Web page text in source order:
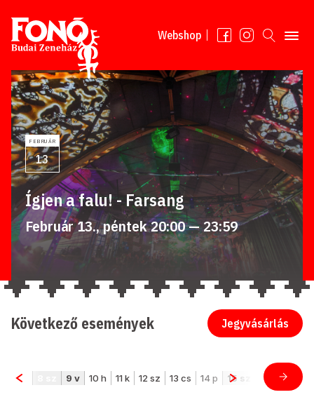
Tovább a tartalomhoz
Webshop
FEBRUÁR
13
Ígjen a falu! - Farsang
Február 13., péntek 20:00 — 23:59
Jegyvásárlás
Következő események